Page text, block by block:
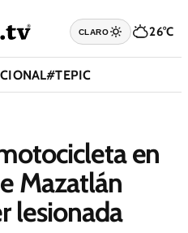
CLARO 26°C
#TEPIC
en
Mazatlán
lesionada